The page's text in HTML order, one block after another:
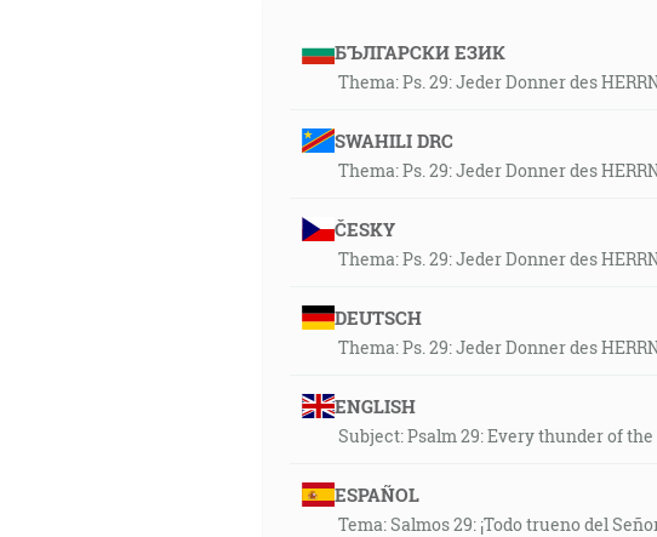
БЪЛГАРСКИ ЕЗИК
Thema: Ps. 29: Jeder Donner des
SWAHILI DRC
Thema: Ps. 29: Jeder Donner des
ČESKY
Thema: Ps. 29: Jeder Donner des
DEUTSCH
Thema: Ps. 29: Jeder Donner des
ENGLISH
Subject: Psalm 29: Every thunder of
ESPAÑOL
Tema: Salmos 29: ¡Todo trueno del